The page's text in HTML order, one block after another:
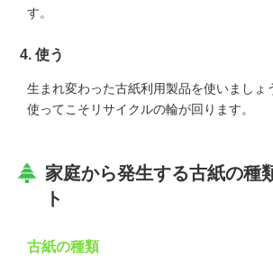
す。
4. 使う
生まれ変わった古紙利用製品を使いましょ
使ってこそリサイクルの輪が回ります。
家庭から発生する古紙の種
ト
古紙の種類